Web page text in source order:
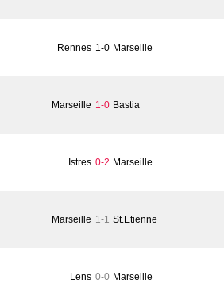
Rennes 1-0 Marseille
Marseille 1-0 Bastia
Istres 0-2 Marseille
Marseille 1-1 St.Etienne
Lens 0-0 Marseille